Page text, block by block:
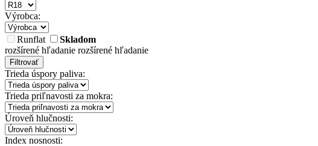
Výrobca:
Runflat
Skladom
rozšírené hľadanie rozšírené hľadanie
Filtrovať
Trieda úspory paliva:
Trieda priľnavosti za mokra:
Úroveň hlučnosti:
Index nosnosti: